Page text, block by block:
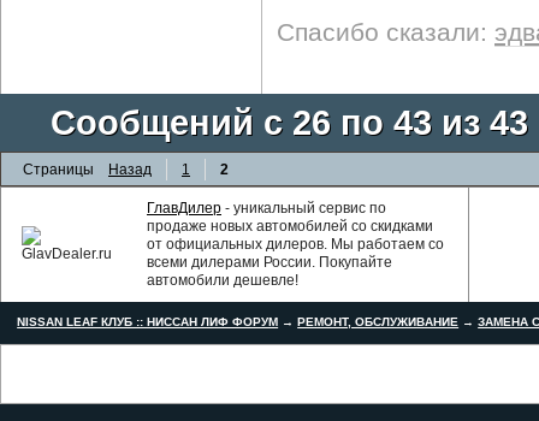
Спасибо сказали:
Сообщений с 26 по 43 из 43
Страницы Назад 1 2
ГлавДилер - уникальный сервис по
продаже новых автомобилей со скидками
от официальных дилеров. Мы работаем со
всеми дилерами России. Покупайте
автомобили дешевле!
NISSAN LEAF КЛУБ :: НИССАН ЛИФ ФОРУМ →РЕМОНТ, ОБСЛУЖИВАНИЕ →ЗАМЕНА